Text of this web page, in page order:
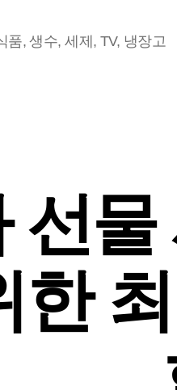
품, 생수, 세제, TV, 냉장고
선
한